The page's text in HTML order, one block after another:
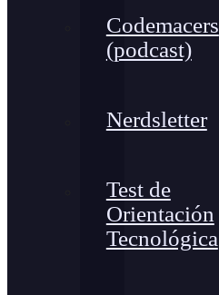
Codemacers
(podcast)
Nerdsletter
Test de
Orientación
Tecnológica